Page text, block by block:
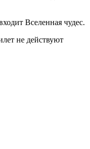
Вселенная чудес.
не действуют